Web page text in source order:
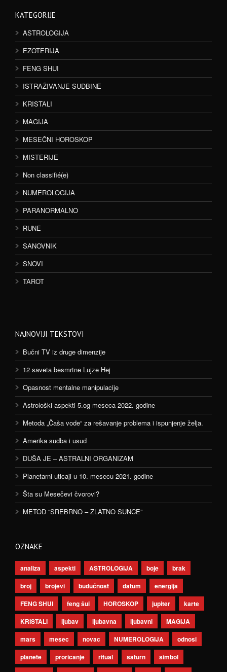
KATEGORIJE
ASTROLOGIJA
EZOTERIJA
FENG SHUI
ISTRAŽIVANJE SUDBINE
KRISTALI
MAGIJA
MESEČNI HOROSKOP
MISTERIJE
Non classifié(e)
NUMEROLOGIJA
PARANORMALNO
RUNE
SANOVNIK
SNOVI
TAROT
NAJNOVIJI TEKSTOVI
Bučni TV iz druge dimenzije
12 saveta besmrtne Lujze Hej
Opasnost mentalne manipulacije
Astrološki aspekti 5.og meseca 2022. godine
Metoda „Čaša vode“ za rešavanje problema i ispunjenje želja.
Amerika sudba i usud
DUŠA JE – ASTRALNI ORGANIZAM
Planetarni uticaji u 10. mesecu 2021. godine
Šta su Mesečevi čvorovi?
METOD “SREBRNO – ZLATNO SUNCE”
OZNAKE
analiza aspekti ASTROLOGIJA boje
brak
broj
brojevi budućnost datum
energija
FENG SHUI
feng šui HOROSKOP jupiter
karte
KRISTALI
ljubav ljubavna ljubavni
MAGIJA
mars
mesec novac NUMEROLOGIJA
odnosi
planete
proricanje ritual saturn
simbol